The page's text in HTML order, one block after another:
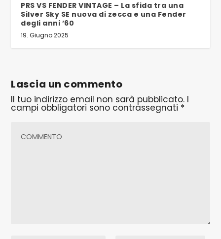
PRS VS FENDER VINTAGE – La sfida tra una
Silver Sky SE nuova di zecca e una Fender
degli anni ’60
19. Giugno 2025
Lascia un commento
Il tuo indirizzo email non sarà pubblicato. I
campi obbligatori sono contrassegnati *